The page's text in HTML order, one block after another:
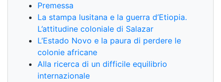
Premessa
La stampa lusitana e la guerra d’Etiopia.
L’attitudine coloniale di Salazar
L’Estado Novo e la paura di perdere le
colonie africane
Alla ricerca di un difficile equilibrio
internazionale